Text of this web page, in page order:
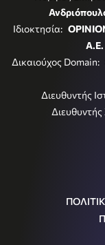
Ιδιοκτησία:
Α.Ε.
Δικαιούχος Domain:
Διευθυντής